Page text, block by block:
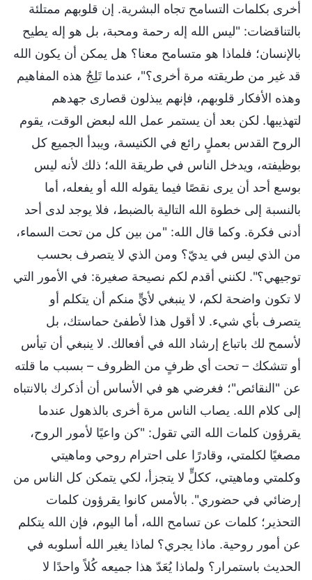
أخرى بكلمات التسامح تجاه البشرية. إن قلوبهم ممتلئة
بالتناقضات: "ليس الله إله رحمة ومحبة، بل هو إله يطيح
بالإنسان؛ فلماذا هو متسامح معنا؟ هل يمكن أن يكون الله
قد غير من طريقته مرة أخرى؟"، عندما تَلِجُ هذه المفاهيم
وهذه الأفكار قلوبهم، فإنهم يبذلون قصارى جهدهم
لتهذيبها. لكن بعد أن يستمر عمل الله لبعض الوقت، يقوم
الروح القدس بعملٍ رائع في الكنيسة، ويبدأ الجميع كل
بوظيفته، ويدخل الناس في طريقة الله؛ ذلك لأنه ليس
بوسع أحد أن يرى نقصًا فيما يقوله الله أو يفعله، أما
بالنسبة إلى خطوة الله التالية بالضبط، فلا يوجد لدى أحد
أدنى فكرة. وكما قال الله: "من بين كل من تحت السماء،
من الذي ليس في يديّ؟ ومن الذي لا يتصرف بحسب
توجيهي؟". لكنني أقدم لكم نصيحة صغيرة: في الأمور التي
لا تكون واضحة لكم، لا ينبغي لأيٍّ منكم أن يتكلم أو
يتصرف بأي شيء. لا أقول هذا لأطفئ حماستك، بل
لأسمح لك باتباع إرشاد الله في أفعالك. لا ينبغي أن تيأس
أو تتشكك – تحت أي ظرفٍ من الظروف – بسبب ما قلته
عن "النقائص"؛ فغرضي هو في الأساس أن أذكرك بالانتباه
إلى كلام الله. يصاب الناس مرة أخرى بالذهول عندما
يقرؤون كلمات الله التي تقول: "كن واعيًا لأمور الروح،
مصغيًا لكلمتي، وقادرًا على احترام روحي وماهيتي
وكلمتي وماهيتي، ككلٍّ لا يتجزأ، لكي يتمكن كل الناس من
إرضائي في حضوري". بالأمس كانوا يقرؤون كلمات
التحذير؛ كلمات عن تسامح الله، أما اليوم، فإن الله يتكلم
عن أمور روحية. ماذا يجري؟ لماذا يغير الله أسلوبه في
الحديث باستمرار؟ ولماذا يُعَدّ هذا جميعه كُلاً واحدًا لا